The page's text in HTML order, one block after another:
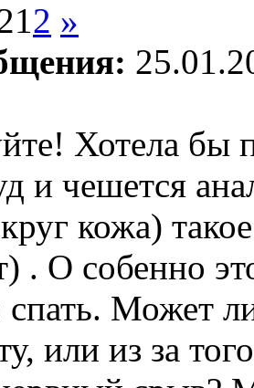
12 »
Хотела бы
и чешется
кожа)
. О собенно
Может
или из за